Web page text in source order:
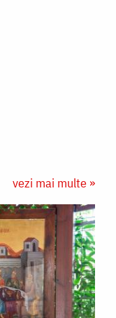
vezi mai multe »